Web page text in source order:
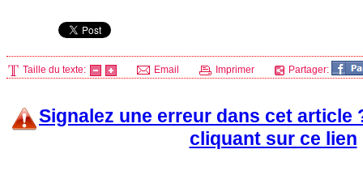
Taille du texte: Email Imprimer Partager:
Signalez une erreur dans cet article
cliquant sur ce lien